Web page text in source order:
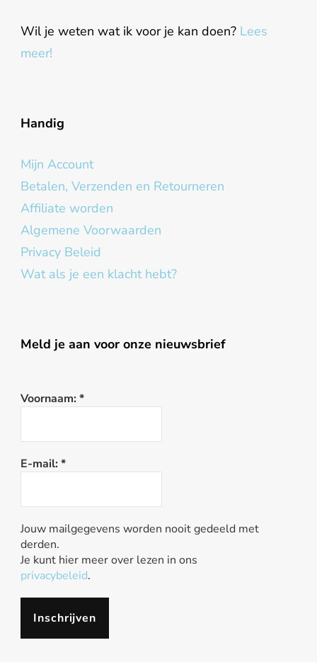
Wil je weten wat ik voor je kan doen? Lees
meer!
Handig
Mijn Account
Betalen, Verzenden en Retourneren
Affiliate worden
Algemene Voorwaarden
Privacy Beleid
Wat als je een klacht hebt?
Meld je aan voor onze nieuwsbrief
Voornaam: *
E-mail: *
Jouw mailgegevens worden nooit gedeeld met
derden.
Je kunt hier meer over lezen in ons
privacybeleid.